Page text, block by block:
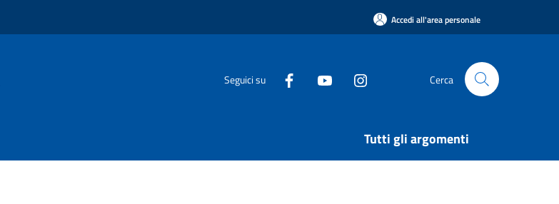
Accedi all'area personale
Seguici su Cerca
Tutti gli argomenti